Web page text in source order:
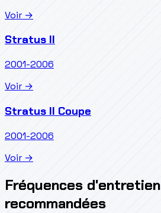
Voir →
Stratus II
2001-2006
Voir →
Stratus II Coupe
2001-2006
Voir →
Fréquences d'entretien
recommandées